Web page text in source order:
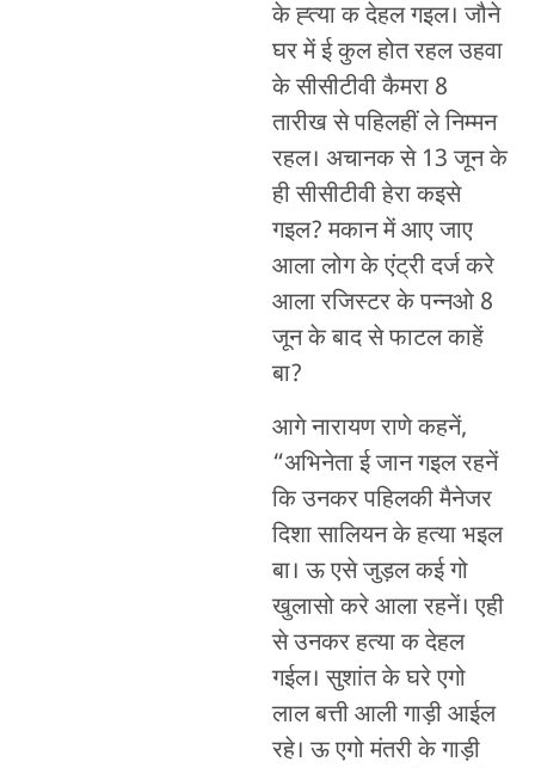
के ह्त्या क देहल गइल। जौने
घर में ई कुल होत रहल उहवा
के सीसीटीवी कैमरा 8
तारीख से पहिलहीं ले निम्मन
रहल। अचानक से 13 जून के
ही सीसीटीवी हेरा कइसे
गइल? मकान में आए जाए
आला लोग के एंट्री दर्ज करे
आला रजिस्टर के पन्नओ 8
जून के बाद से फाटल काहें
बा?
आगे नारायण राणे कहनें,
“अभिनेता ई जान गइल रहनें
कि उनकर पहिलकी मैनेजर
दिशा सालियन के हत्या भइल
बा। ऊ एसे जुड़ल कई गो
खुलासो करे आला रहनें। एही
से उनकर हत्या क देहल
गईल। सुशांत के घरे एगो
लाल बत्ती आली गाड़ी आईल
रहे। ऊ एगो मंतरी के गाड़ी